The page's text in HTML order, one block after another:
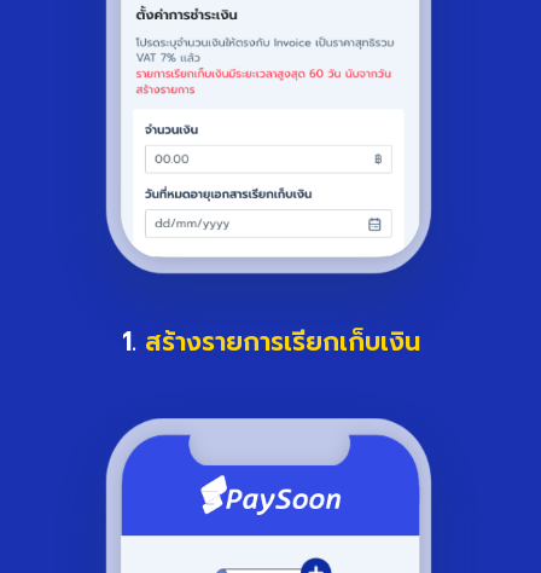
1. สร้างรายการเรียกเก็บเงิน